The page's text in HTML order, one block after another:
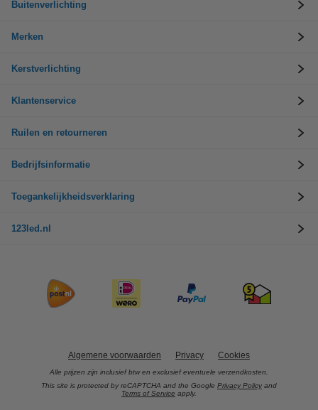
Buitenverlichting
Merken
Kerstverlichting
Klantenservice
Ruilen en retourneren
Bedrijfsinformatie
Toegankelijkheidsverklaring
123led.nl
Algemene voorwaarden Privacy Cookies
Alle prijzen zijn inclusief btw en exclusief eventuele verzendkosten.
This site is protected by reCAPTCHA and the Google Privacy Policy and
Terms of Service apply.